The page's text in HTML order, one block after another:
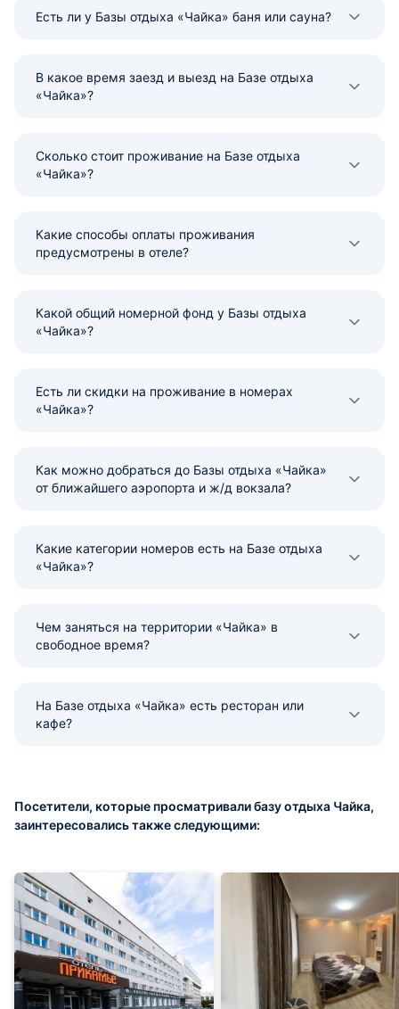
Есть ли у Базы отдыха «Чайка» баня или сауна?
В какое время заезд и выезд на Базе отдыха
«Чайка»?
Сколько стоит проживание на Базе отдыха
«Чайка»?
Какие способы оплаты проживания
предусмотрены в отеле?
Какой общий номерной фонд у Базы отдыха
«Чайка»?
Есть ли скидки на проживание в номерах
«Чайка»?
Как можно добраться до Базы отдыха «Чайка»
от ближайшего аэропорта и ж/д вокзала?
Какие категории номеров есть на Базе отдыха
«Чайка»?
Чем заняться на территории «Чайка» в
свободное время?
На Базе отдыха «Чайка» есть ресторан или
кафе?
Посетители, которые просматривали базу отдыха Чайка,
заинтересовались также следующими: